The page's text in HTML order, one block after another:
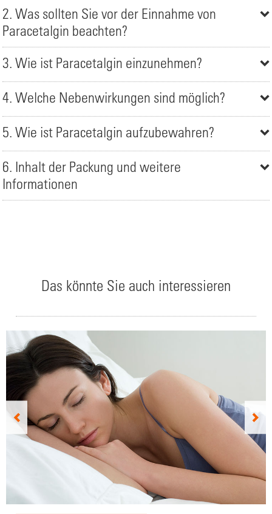
2. Was sollten Sie vor der Einnahme von
Paracetalgin beachten?
3. Wie ist Paracetalgin einzunehmen?
4. Welche Nebenwirkungen sind möglich?
5. Wie ist Paracetalgin aufzubewahren?
6. Inhalt der Packung und weitere
Informationen
Das könnte Sie auch interessieren